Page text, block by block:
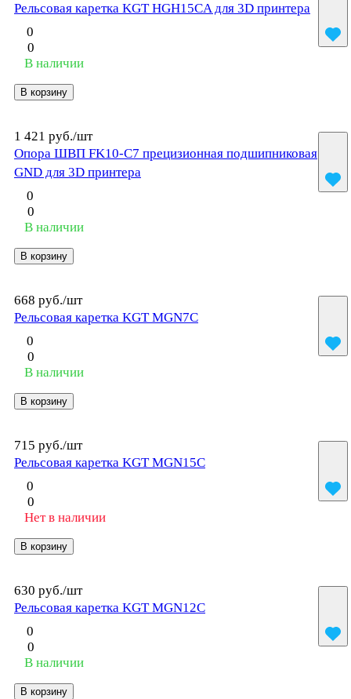
Рельсовая каретка KGT HGH15CA для 3D принтера
0
0
В наличии
В корзину
1 421 руб./шт
Опора ШВП FK10-C7 прецизионная подшипниковая
GND для 3D принтера
0
0
В наличии
В корзину
668 руб./шт
Рельсовая каретка KGT MGN7C
0
0
В наличии
В корзину
715 руб./шт
Рельсовая каретка KGT MGN15C
0
0
Нет в наличии
В корзину
630 руб./шт
Рельсовая каретка KGT MGN12C
0
0
В наличии
В корзину